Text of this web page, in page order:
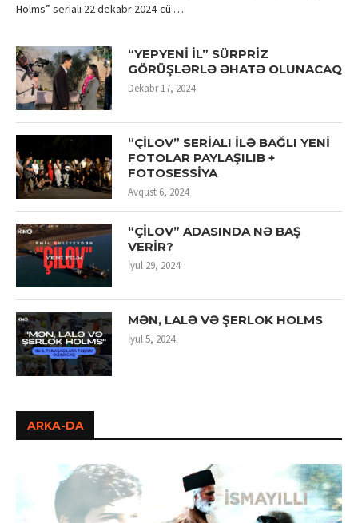
Holms” serialı 22 dekabr 2024-cü …
“YEPYENİ İL” SÜRPRİZ
GÖRÜŞLƏRLƏ ƏHATƏ OLUNACAQ
Dekabr 17, 2024
“ÇİLOV” SERİALI İLƏ BAĞLI YENİ
FOTOLAR PAYLAŞILIB +
FOTOSESSİYA
Avqust 6, 2024
“ÇİLOV” ADASINDA NƏ BAŞ
VERİR?
İyul 29, 2024
MƏN, LALƏ VƏ ŞERLOK HOLMS
İyul 5, 2024
ARKA-DA